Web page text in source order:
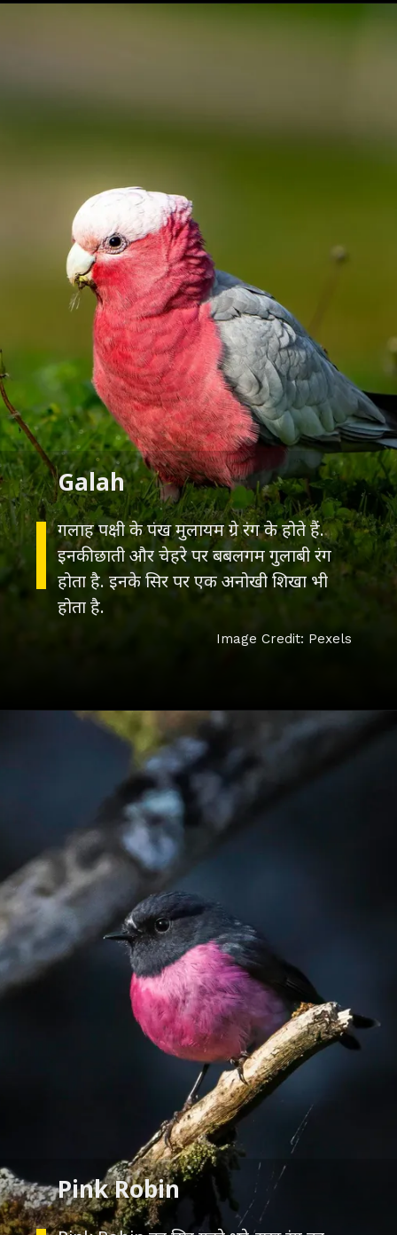
गलाह पक्षी के पंख मुलायम ग्रे रंग के होते हैं.
इनकी छाती और चेहरे पर बबलगम गुलाबी रंग
होता है. इनके सिर पर एक अनोखी शिखा भी
Galah
Image Credit: Pexels